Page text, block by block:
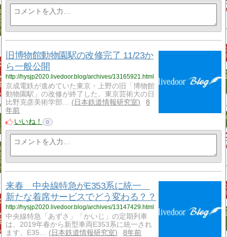
旧博物館動物園駅の改修完了 11/23か
ら一般公開
http://hysjp2020.livedoor.blog/archives/13165921.html
京成電鉄が進めていた東京・上野の旧「博物館
動物園駅」の改修が終了した。東京芸術大の日
比野克彦美術学部…
日本鉄道情報研究室
8
年前
いいね！
0
来春 中央線特急がE353系に統一
新たな着席サービスでどう変わる？？
http://hysjp2020.livedoor.blog/archives/13147429.html
中央線特急「あずさ」「かいじ」の定期列車
は、2019年春から新型車両E353系に統一され
ます。E35…
日本鉄道情報研究室
8年前